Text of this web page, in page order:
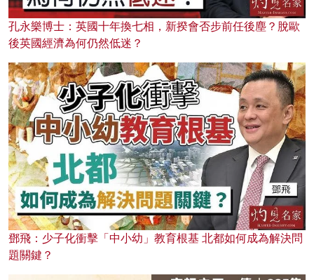
孔永樂博士：英國十年換七相，新揆會否步前任後塵？脫歐
後英國經濟為何仍然低迷？
鄧飛：少子化衝擊「中小幼」教育根基 北都如何成為解決問
題關鍵？